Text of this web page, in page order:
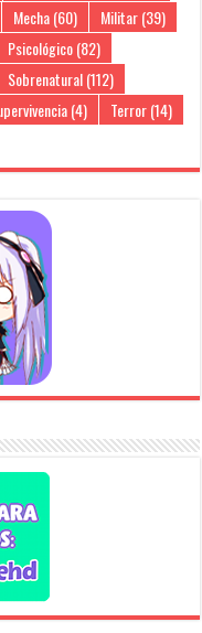
Mecha(60) Militar(39)
Psicológico(82)
Sobrenatural(112)
(4) Terror(14)